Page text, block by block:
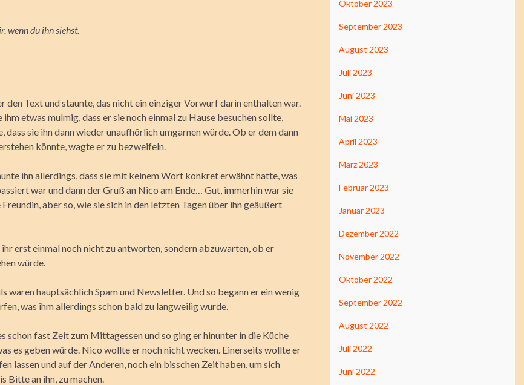
wenn du ihn siehst.
den Text und staunte, das nicht ein einziger Vorwurf darin enthalten war.
etwas mulmig, dass er sie noch einmal zu Hause besuchen sollte,
dass sie ihn dann wieder unaufhörlich umgarnen würde. Ob er dem dann
könnte, wagte er zu bezweifeln.
ihn allerdings, dass sie mit keinem Wort konkret erwähnt hatte, was
war und dann der Gruß an Nico am Ende… Gut, immerhin war sie
aber so, wie sie sich in den letzten Tagen über ihn geäußert
erst einmal noch nicht zu antworten, sondern abzuwarten, ob er
würde.
waren hauptsächlich Spam und Newsletter. Und so begann er ein wenig
was ihm allerdings schon bald zu langweilig wurde.
schon fast Zeit zum Mittagessen und so ging er hinunter in die Küche
es geben würde. Nico wollte er noch nicht wecken. Einerseits wollte er
lassen und auf der Anderen, noch ein bisschen Zeit haben, um sich
Bitte an ihn, zu machen.
Oktober 2023
September 2023
August 2023
Juli 2023
Juni 2023
Mai 2023
April 2023
März 2023
Februar 2023
Januar 2023
Dezember 2022
November 2022
Oktober 2022
September 2022
August 2022
Juli 2022
Juni 2022